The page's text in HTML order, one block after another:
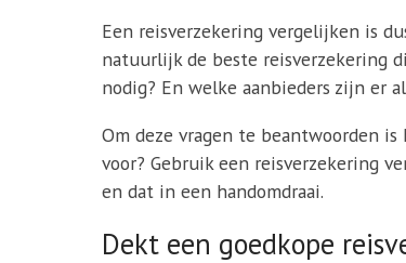
Een reisverzekering vergelijken is
natuurlijk de beste reisverzekering
nodig? En welke aanbieders zijn er
Om deze vragen te beantwoorden
voor? Gebruik een reisverzekering
en dat in een handomdraai.
Dekt een goedkope